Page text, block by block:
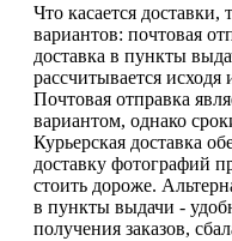
Что касается доставки,
вариантов: почтовая
доставка в пункты
рассчитывается
Почтовая отправка
вариантом, однако
Курьерская доставка
доставку фотографий
стоить дороже.
в пункты выдачи -
получения заказов,